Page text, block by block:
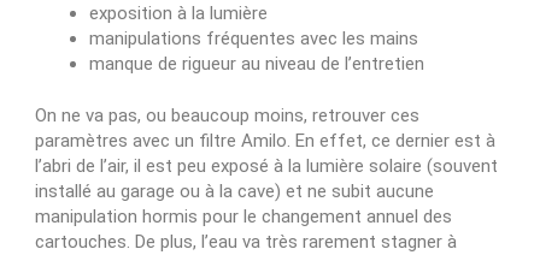
exposition à la lumière
manipulations fréquentes avec les mains
manque de rigueur au niveau de l’entretien
On ne va pas, ou beaucoup moins, retrouver ces
paramètres avec un filtre Amilo. En effet, ce dernier est à
l’abri de l’air, il est peu exposé à la lumière solaire (souvent
installé au garage ou à la cave) et ne subit aucune
manipulation hormis pour le changement annuel des
cartouches. De plus, l’eau va très rarement stagner à